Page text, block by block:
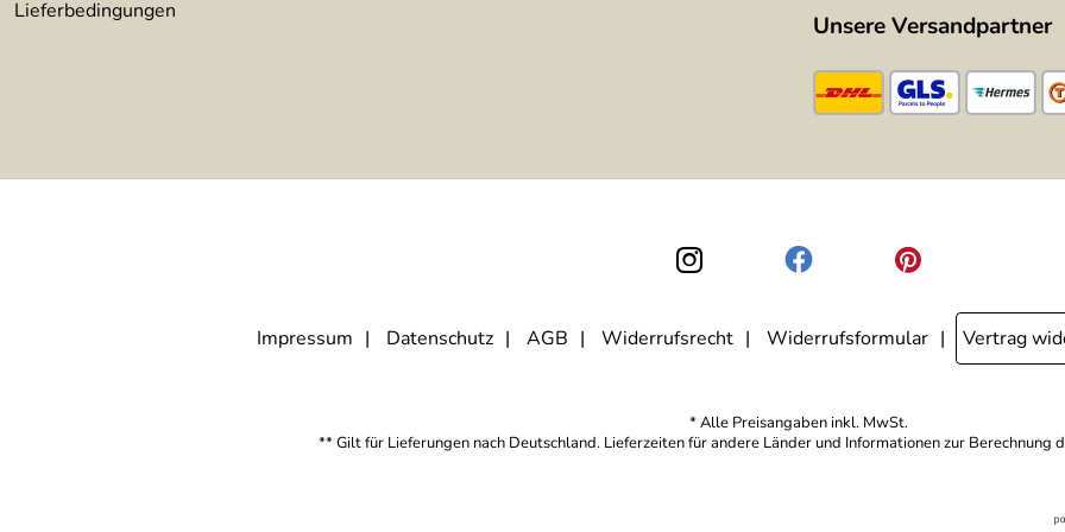
Lieferbedingungen
Unsere Versandpartner
Impressum Datenschutz AGB Widerrufsrecht Widerrufsformular Vertrag
* Alle Preisangaben inkl. MwSt.
** Gilt für Lieferungen nach Deutschland. Lieferzeiten für andere Länder und Informationen zur Berechnung